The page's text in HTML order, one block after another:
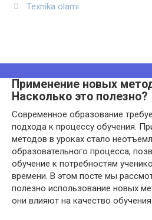
Texnika olami
Применение новых
Насколько это полезно?
Современное образование
подхода к процессу обучения.
методов в уроках стало
образовательного процесса,
обучение к потребностям
времени. В этом посте мы
полезно использование новых
они влияют на качество обучения.